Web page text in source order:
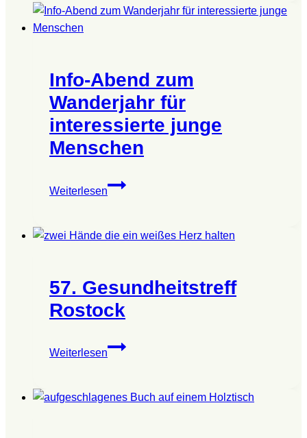
Wanderjahr
Menschen
Info-Abend zum
Wanderjahr für
interessierte junge
Menschen
Weiterlesen
Info-
Wanderjahr
junge
Menschen
57. Gesundheitstreff
Rostock
Weiterlesen
57.